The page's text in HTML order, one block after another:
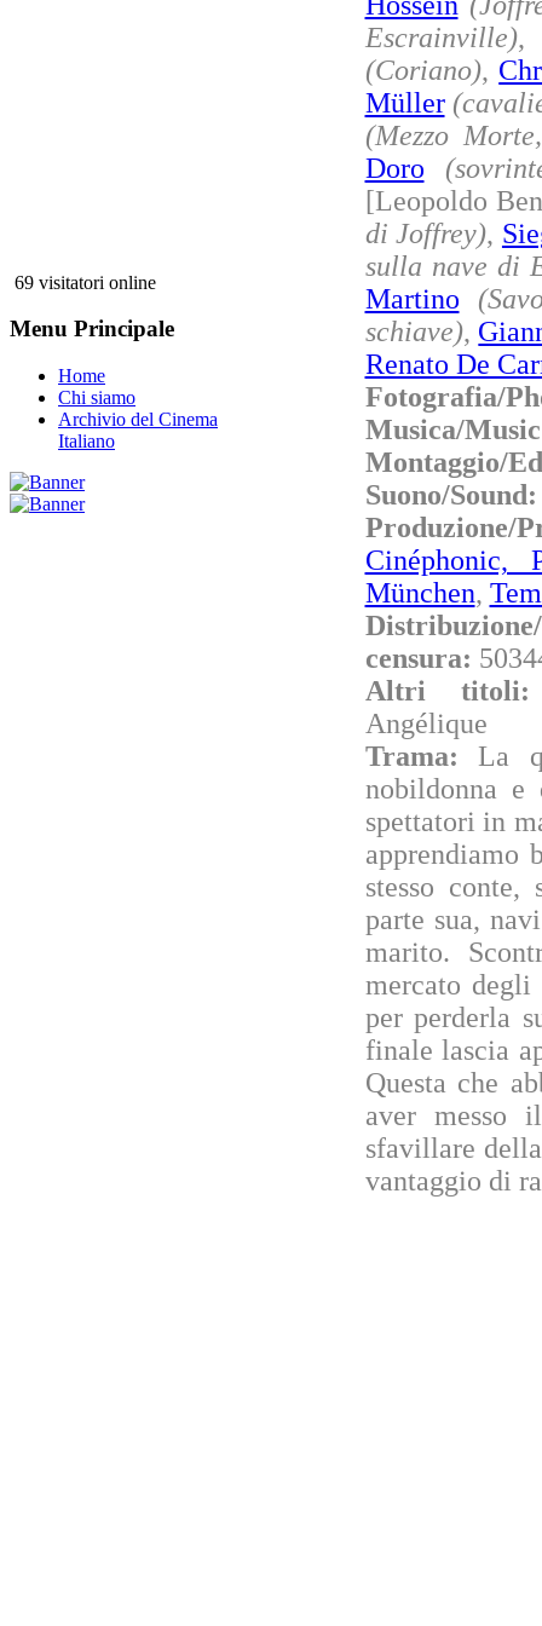
69 visitatori online
Menu Principale
Home
Chi siamo
Archivio del Cinema
Italiano
Escrainville)
(Coriano),
Müller
(Mezzo
Doro
[Leopoldo
di Joffrey),
sulla nave di
Martino
schiave),
Renato De
Fotografia/
Musica/
Montaggio/
Suono/
Cinéphonic,
München,
censura:
Altri
Angélique
Trama:La
nobildonna e
spettatori in
apprendiamo
stesso
parte sua,
marito.
mercato
per perderla
finale lascia
Questa che
aver messo
sfavillare
vantaggio di